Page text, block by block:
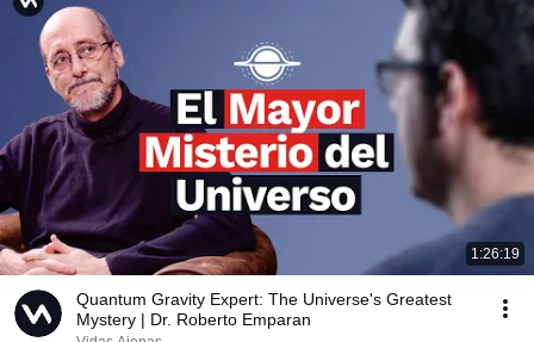
1:26:19
Quantum Gravity Expert: The Universe's Greatest
Mystery | Dr. Roberto Emparan